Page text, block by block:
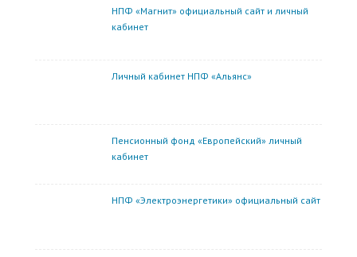
НПФ «Магнит» официальный сайт и личный
кабинет
Личный кабинет НПФ «Альянс»
Пенсионный фонд «Европейский» личный
кабинет
НПФ «Электроэнергетики» официальный сайт